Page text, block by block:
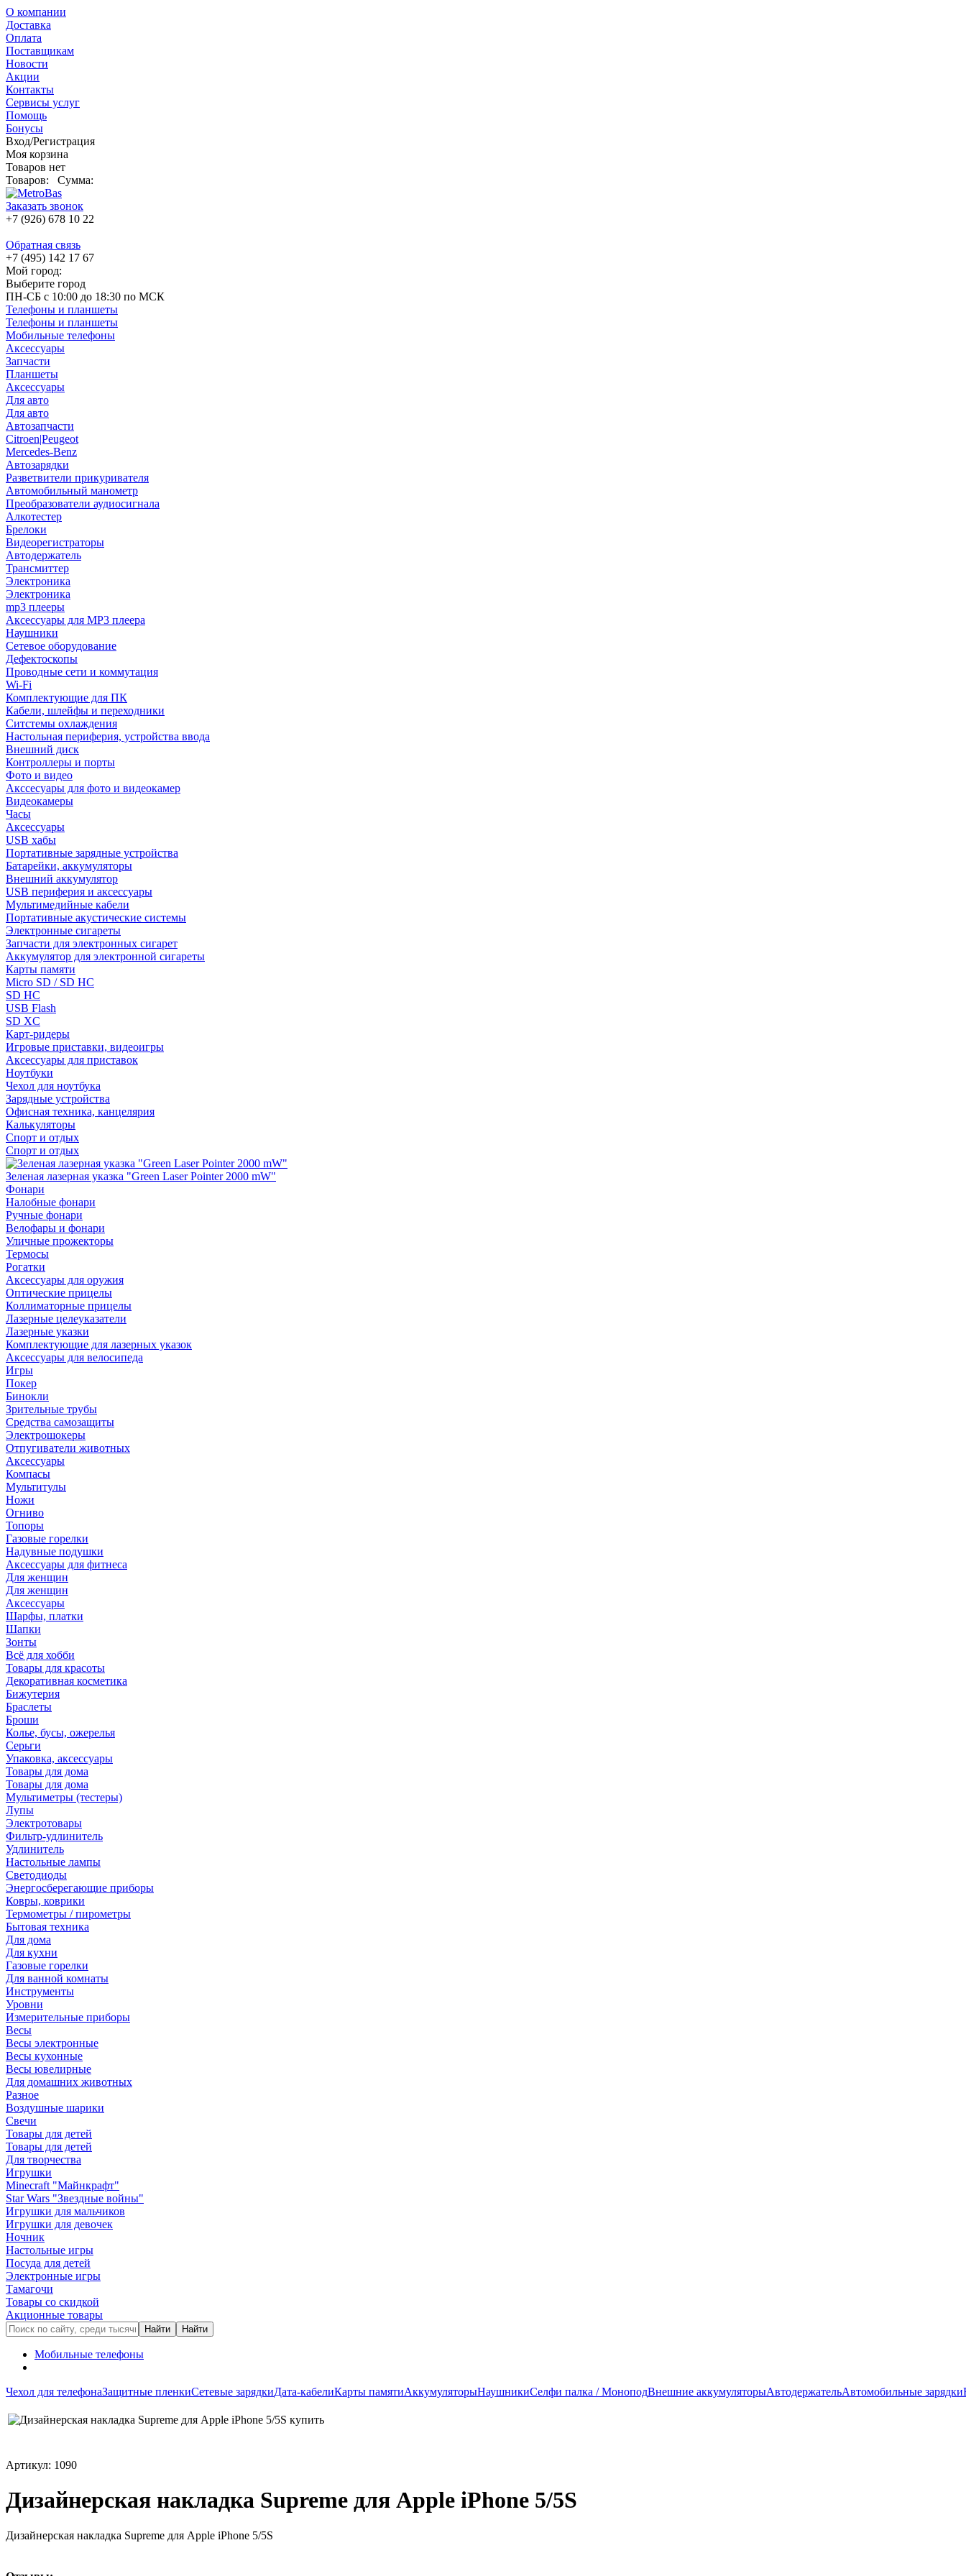
О компании
Доставка
Оплата
Поставщикам
Новости
Акции
Контакты
Сервисы услуг
Помощь
Бонусы
Вход/Регистрация
Моя корзина
Товаров нет
Товаров:
Сумма:
Заказать звонок
+7 (926) 678 10 22
Обратная связь
+7 (495) 142 17 67
Мой город:
Выберите город
ПН-СБ с 10:00 до 18:30 по МСК
Телефоны и планшеты
Телефоны и планшеты
Мобильные телефоны
Аксессуары
Запчасти
Планшеты
Аксессуары
Для авто
Для авто
Автозапчасти
Citroen|Peugeot
Mercedes-Benz
Автозарядки
Разветвители прикуривателя
Автомобильный манометр
Преобразователи аудиосигнала
Алкотестер
Брелоки
Видеорегистраторы
Автодержатель
Трансмиттер
Электроника
Электроника
mp3 плееры
Аксессуары для MP3 плеера
Наушники
Сетевое оборудование
Дефектоскопы
Проводные сети и коммутация
Wi-Fi
Комплектующие для ПК
Кабели, шлейфы и переходники
Ситстемы охлаждения
Настольная периферия, устройства ввода
Внешний диск
Контроллеры и порты
Фото и видео
Акссесуары для фото и видеокамер
Видеокамеры
Часы
Аксессуары
USB хабы
Портативные зарядные устройства
Батарейки, аккумуляторы
Внешний аккумулятор
USB периферия и аксессуары
Мультимедийные кабели
Портативные акустические системы
Электронные сигареты
Запчасти для электронных сигарет
Аккумулятор для электронной сигареты
Карты памяти
Micro SD / SD HC
SD HC
USB Flash
SD XC
Карт-ридеры
Игровые приставки, видеоигры
Аксессуары для приставок
Ноутбуки
Чехол для ноутбука
Зарядные устройства
Офисная техника, канцелярия
Калькуляторы
Спорт и отдых
Спорт и отдых
Зеленая лазерная указка "Green Laser Pointer 2000 mW"
Фонари
Налобные фонари
Ручные фонари
Велофары и фонари
Уличные прожекторы
Термосы
Рогатки
Аксессуары для оружия
Оптические прицелы
Коллиматорные прицелы
Лазерные целеуказатели
Лазерные указки
Комплектующие для лазерных указок
Аксессуары для велосипеда
Игры
Покер
Бинокли
Зрительные трубы
Средства самозащиты
Электрошокеры
Отпугиватели животных
Аксессуары
Компасы
Мультитулы
Ножи
Огниво
Топоры
Газовые горелки
Надувные подушки
Аксессуары для фитнеса
Для женщин
Для женщин
Аксессуары
Шарфы, платки
Шапки
Зонты
Всё для хобби
Товары для красоты
Декоративная косметика
Бижутерия
Браслеты
Броши
Колье, бусы, ожерелья
Серьги
Упаковка, аксессуары
Товары для дома
Товары для дома
Мультиметры (тестеры)
Лупы
Электротовары
Фильтр-удлинитель
Удлинитель
Настольные лампы
Светодиоды
Энергосберегающие приборы
Ковры, коврики
Термометры / пирометры
Бытовая техника
Для дома
Для кухни
Газовые горелки
Для ванной комнаты
Инструменты
Уровни
Измерительные приборы
Весы
Весы электронные
Весы кухонные
Весы ювелирные
Для домашних животных
Разное
Воздушные шарики
Свечи
Товары для детей
Товары для детей
Для творчества
Игрушки
Minecraft "Майнкрафт"
Star Wars "Звездные войны"
Игрушки для мальчиков
Игрушки для девочек
Ночник
Настольные игры
Посуда для детей
Электронные игры
Тамагочи
Товары со скидкой
Акционные товары
Мобильные телефоны
Чехол для телефонаЗащитные пленкиСетевые зарядкиДата-кабелиКарты памятиАккумуляторыНаушникиСелфи палка / МоноподВнешние аккумуляторыАвтодержательАвтомобильные зарядки
Артикул: 1090
Дизайнерская накладка Supreme для Apple iPhone 5/5S
Дизайнерская накладка Supreme для Apple iPhone 5/5S